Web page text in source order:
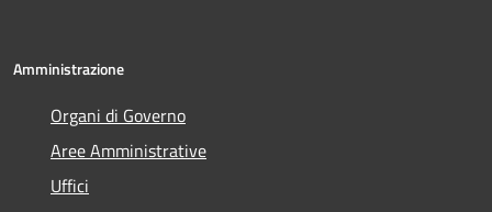
Amministrazione
Organi di Governo
Aree Amministrative
Uffici